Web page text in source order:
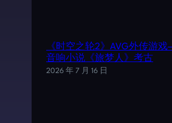
《时空之轮2》AVG外传游
音响小说《旅梦人》考古
2026 年 7 月 16 日